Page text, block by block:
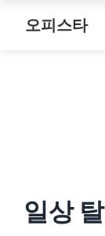
오피스타
스파여행
헤드스파
퇴근 후 나를 위
기차역과 공항
온천의 여운을
타이 마사지
디톡스 테라피
일상